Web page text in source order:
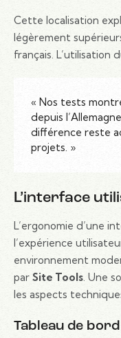
Cette localisation
légèrement
français. L’utilisation
« Nos tests
depuis
différence reste
projets. »
L’interface
L’ergonomie d’une
l’expérience
environnement
par Site Tools . Une
les aspects
Tableau de